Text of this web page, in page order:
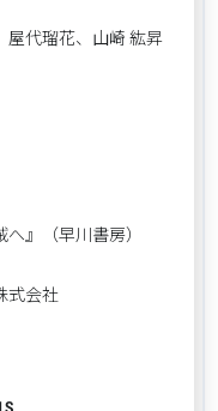
屋代瑠花、山崎 紘昇
』（早川書房）
式会社